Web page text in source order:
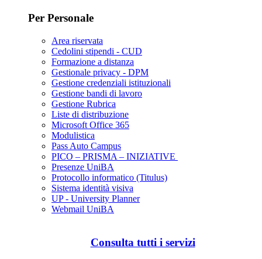
Per Personale
Area riservata
Cedolini stipendi - CUD
Formazione a distanza
Gestionale privacy - DPM
Gestione credenziali istituzionali
Gestione bandi di lavoro
Gestione Rubrica
Liste di distribuzione
Microsoft Office 365
Modulistica
Pass Auto Campus
PICO – PRISMA – INIZIATIVE
Presenze UniBA
Protocollo informatico (Titulus)
Sistema identità visiva
UP - University Planner
Webmail UniBA
Consulta tutti i servizi